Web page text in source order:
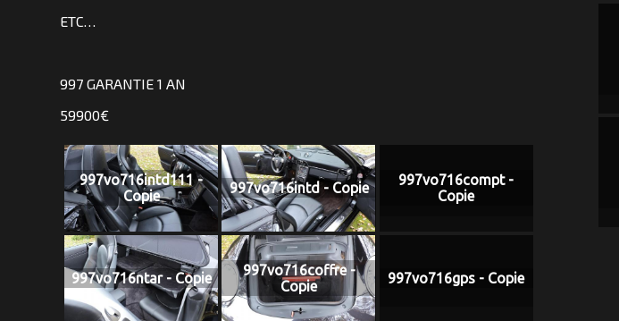
ETC…
997 GARANTIE 1 AN
59900€
997vo716intd111 -
Copie
997vo716intd - Copie
997vo716compt -
Copie
997vo716ntar - Copie
997vo716coffre -
Copie
997vo716gps - Copie